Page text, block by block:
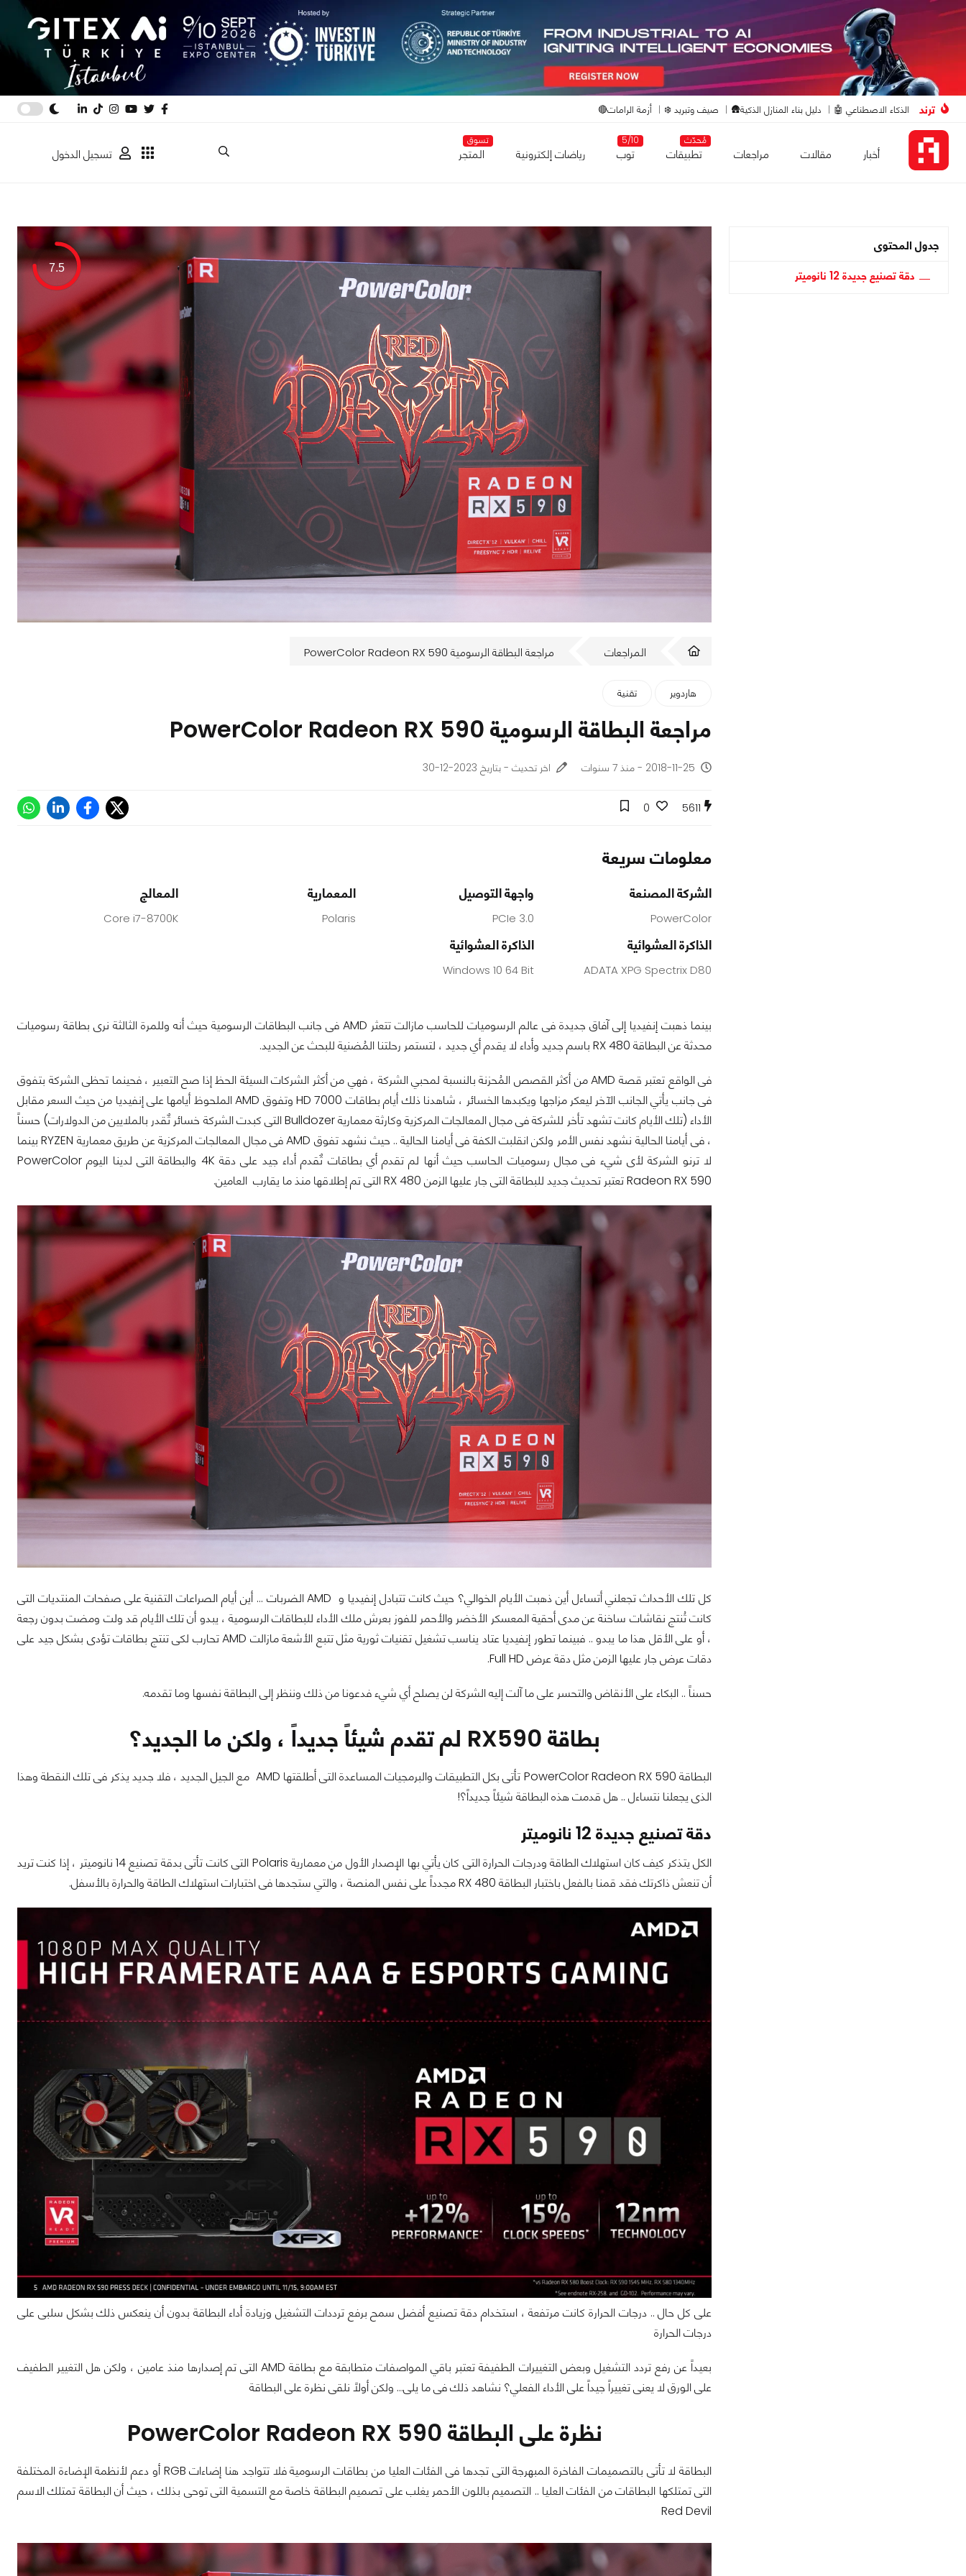
ترند الذكاء الاصطناعي 🤖 دليل بناء المنازل الذكية🛖 صيف وتبريد ❄️ أزمة الرامات🔴
أخبار مقالات مراجعات
مُحدّث
تطبيقات
5/10
توب رياضات إلكترونية
تسوق
المتجر تسجيل الدخول
جدول المحتوى
دقة تصنيع جديدة 12 نانوميتر
7.5
المراجعات مراجعة البطاقة الرسومية PowerColor Radeon RX 590
هاردوير تقنية
مراجعة البطاقة الرسومية PowerColor Radeon RX 590
2018-11-25 - منذ 7 سنوات اخر تحديث - بتاريخ 2023-12-30
5611
0
معلومات سريعة
الشركة المصنعة
PowerColor
واجهة التوصيل
PCIe 3.0
المعمارية
Polaris
المعالج
Core i7-8700K
الذاكرة العشوائية
ADATA XPG Spectrix D80
الذاكرة العشوائية
Windows 10 64 Bit
بينما ذهبت إنفيديا إلى آفاق جديدة فى عالم الرسوميات للحاسب مازالت تتعثر AMD فى جانب البطاقات الرسومية حيث أنه وللمرة الثالثة نرى بطاقة رسوميات
محدثة عن البطاقة RX 480 باسم جديد وأداء لا يقدم أي جديد ، لتستمر رحلتنا المُضنية للبحث عن الجديد.
فى الواقع تعتبر قصة AMD من أكثر القصص المُحزنة بالنسبة لمحبي الشركة ، فهي من أكثر الشركات السيئة الحظ إذا صح التعبير ، فحينما تحظى الشركة بتفوق
فى جانب يأتي الجانب الآخر ليعكر مزاجها ويكبدها الخسائر ، شاهدنا ذلك أيام بطاقات HD 7000 وتفوق AMD الملحوظ أيامها على إنفيديا من حيث السعر مقابل
الأداء (تلك الأيام كانت تشهد تأخر للشركة فى مجال المعالجات المركزية وكارثة معمارية Bulldozer التى كبدت الشركة خسائر تٌقدر بالملايين من الدولارات) حسناً
، فى أيامنا الحالية نشهد نفس الأمر ولكن انقلبت الكفة فى أيامنا الحالية .. حيث نشهد تفوق AMD فى مجال المعالجات المركزية عن طريق معمارية RYZEN بينما
لا ترنو الشركة لأى شيء فى مجال رسوميات الحاسب حيث أنها لم تقدم أي بطاقات تٌقدم أداء جيد على دقة 4K والبطاقة التى لدينا اليوم PowerColor
Radeon RX 590 تعتبر تحديث جديد للبطاقة التى جار عليها الزمن RX 480 التى تم إطلاقها منذ ما يقارب العامين.
كل تلك الأحداث تجعلني أتساءل أين ذهبت الأيام الخوالي؟ حيث كانت تتبادل إنفيديا و AMD الضربات ... أين أيام الصراعات التقنية على صفحات المنتديات التى
كانت تُنتج نقاشات ساخنة عن مدى أحقية المعسكر الأخضر والأحمر للفوز بعرش ملك الأداء للبطاقات الرسومية ، يبدو أن تلك الأيام قد ولت ومضت بدون رجعة
، أو على الأقل هذا ما يبدو .. فبينما تطور إنفيديا عتاد يناسب تشغيل تقنيات ثورية مثل تتبع الأشعة مازالت AMD تحارب لكى تنتج بطاقات تؤدى بشكل جيد على
دقات عرض جار عليها الزمن مثل دقة عرض Full HD.
حسناً .. البكاء على الأنقاض والتحسر على ما آلت إليه الشركة لن يصلح أي شيء فدعونا من ذلك وننظر إلى البطاقة نفسها وما تقدمه.
بطاقة RX590 لم تقدم شيئاً جديداً ، ولكن ما الجديد؟
البطاقة PowerColor Radeon RX 590 تأتى بكل التطبيقات والبرمجيات المساعدة التى أطلقتها AMD مع الجيل الجديد ، فلا جديد يذكر فى تلك النقطة وهذا
الذى يجعلنا نتساءل .. هل قدمت هذه البطاقة شيئاً جديداً؟!
دقة تصنيع جديدة 12 نانوميتر
الكل يتذكر كيف كان استهلاك الطاقة ودرجات الحرارة التى كان يأتي بها الإصدار الأول من معمارية Polaris التى كانت تأتى بدقة تصنيع 14 نانوميتر ، إذا كنت تريد
أن تنعش ذاكرتك فقد قمنا بالفعل باختبار البطاقة RX 480 مجدداً على نفس المنصة ، والتي ستجدها فى اختبارات استهلاك الطاقة والحرارة بالأسفل.
على كل حال .. درجات الحرارة كانت مرتفعة ، استخدام دقة تصنيع أفضل سمح برفع ترددات التشغيل وزيادة أداء البطاقة بدون أن ينعكس ذلك بشكل سلبى على
درجات الحرارة
بعيداً عن رفع تردد التشغيل وبعض التغييرات الطفيفة تعتبر باقي المواصفات متطابقة مع بطاقة AMD التى تم إصدارها منذ عامين ، ولكن هل التغيير الطفيف
على الورق لا يعنى تغييراً جيداً على الأداء الفعلي؟ نشاهد ذلك فى ما يلى... ولكن أولاً نلقى نظرة على البطاقة
نظرة على البطاقة PowerColor Radeon RX 590
البطاقة لا تأتى بالتصميمات الفاخرة المبهرجة التى تجدها فى الفئات العليا من بطاقات الرسومية فلا تتواجد هنا إضاءات RGB أو دعم لأنظمة الإضاءة المختلفة
التى تمتلكها البطاقات من الفئات العليا .. التصميم باللون الأحمر يغلب على تصميم البطاقة خاصة مع التسمية التى توحى بذلك ، حيث أن البطاقة تمتلك الاسم
Red Devil